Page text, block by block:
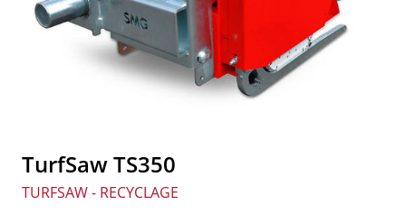
TurfSaw TS350
TURFSAW - RECYCLAGE